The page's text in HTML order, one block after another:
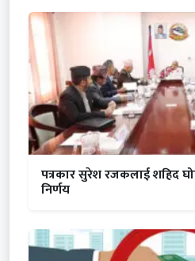
पत्रकार सुरेश रजकलाई शहिद
निर्णय